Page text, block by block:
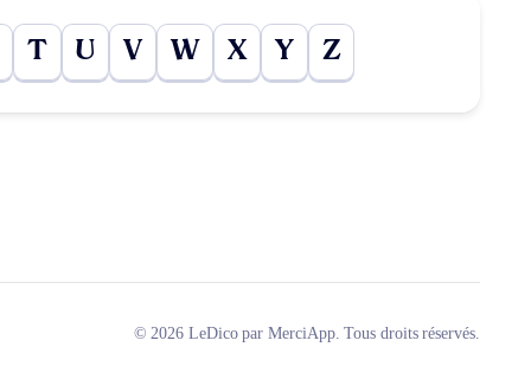
T U V W X Y Z
© 2026 LeDico par MerciApp. Tous droits réservés.